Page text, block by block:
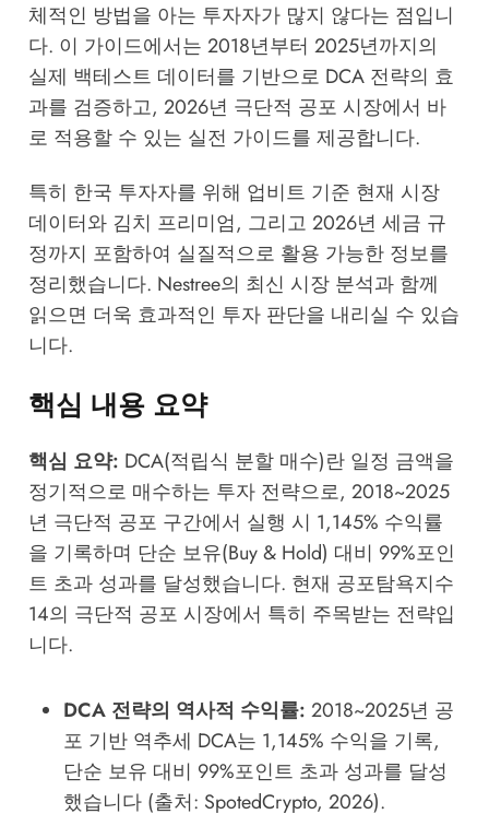
체적인 방법을 아는 투자자가 많지 않다는 점입니
다. 이 가이드에서는 2018년부터 2025년까지의
실제 백테스트 데이터를 기반으로 DCA 전략의 효
과를 검증하고, 2026년 극단적 공포 시장에서 바
로 적용할 수 있는 실전 가이드를 제공합니다.
특히 한국 투자자를 위해 업비트 기준 현재 시장
데이터와 김치 프리미엄, 그리고 2026년 세금 규
정까지 포함하여 실질적으로 활용 가능한 정보를
정리했습니다. Nestree의 최신 시장 분석과 함께
읽으면 더욱 효과적인 투자 판단을 내리실 수 있습
니다.
핵심 내용 요약
핵심 요약: DCA(적립식 분할 매수)란 일정 금액을
정기적으로 매수하는 투자 전략으로, 2018~2025
년 극단적 공포 구간에서 실행 시 1,145% 수익률
을 기록하며 단순 보유(Buy & Hold) 대비 99%포인
트 초과 성과를 달성했습니다. 현재 공포탐욕지수
14의 극단적 공포 시장에서 특히 주목받는 전략입
니다.
DCA 전략의 역사적 수익률: 2018~2025년 공
포 기반 역추세 DCA는 1,145% 수익을 기록,
단순 보유 대비 99%포인트 초과 성과를 달성
했습니다 (출처: SpotedCrypto, 2026).